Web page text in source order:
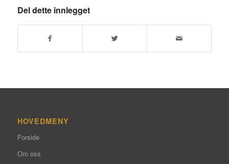
Del dette innlegget
HOVEDMENY
Forside
Om oss